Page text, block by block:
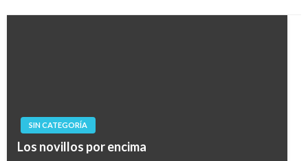
SIN CATEGORÍA
Los novillos por encima